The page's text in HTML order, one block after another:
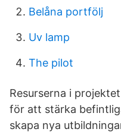
Belåna portfölj
Uv lamp
The pilot
Resurserna i
för att stärka
skapa nya